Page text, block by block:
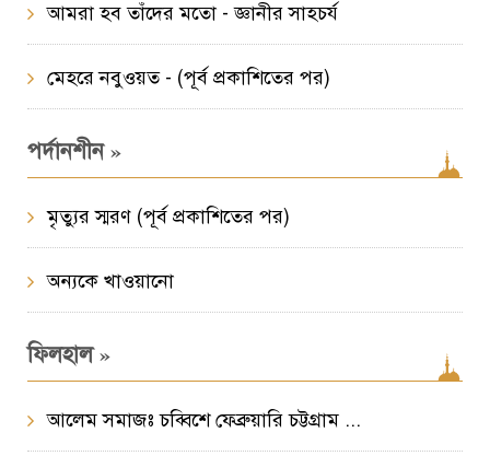
আমরা হব তাঁদের মতো - জ্ঞানীর সাহচর্য
মেহরে নবুওয়ত - (পূর্ব প্রকাশিতের পর)
পর্দানশীন »
মৃত্যুর স্মরণ (পূর্ব প্রকাশিতের পর)
অন্যকে খাওয়ানো
ফিলহাল»
আলেম সমাজঃ চব্বিশে ফেব্রুয়ারি চট্টগ্রাম ...